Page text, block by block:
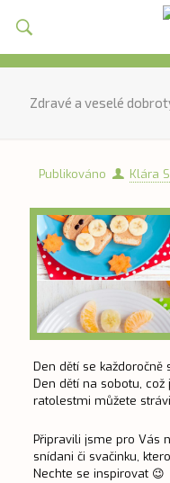
Zdravé a veselé
Publikováno Klára
Den dětí se každoročně
Den dětína sobotu, což
ratolestmi můžete
Připravili jsme pro Vás
snídani či svačinku,
Nechte se inspirovat 😉